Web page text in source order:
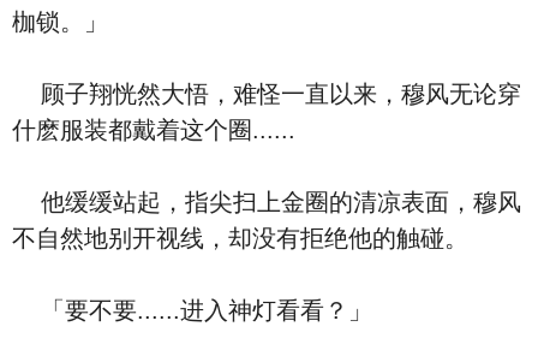
枷锁。」
顾子翔恍然大悟，难怪一直以来，穆风无论穿
什麽服装都戴着这个圈......
他缓缓站起，指尖扫上金圈的清凉表面，穆风
不自然地别开视线，却没有拒绝他的触碰。
「要不要......进入神灯看看？」